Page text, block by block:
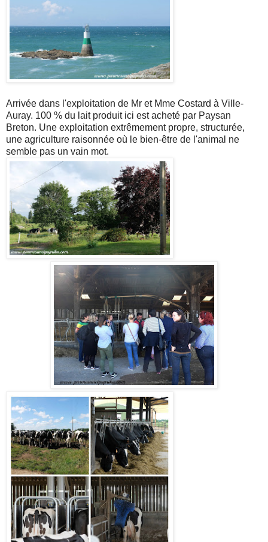
Arrivée dans l'exploitation de Mr et Mme Costard à Ville-
Auray. 100 % du lait produit ici est acheté par Paysan
Breton. Une exploitation extrêmement propre, structurée,
une agriculture raisonnée où le bien-être de l'animal ne
semble pas un vain mot.